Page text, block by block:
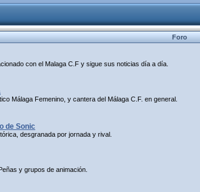
Foro
con el Malaga C.F y sigue sus noticias día a día.
Málaga Femenino, y cantera del Málaga C.F. en general.
de Sonic
desgranada por jornada y rival.
y grupos de animación.